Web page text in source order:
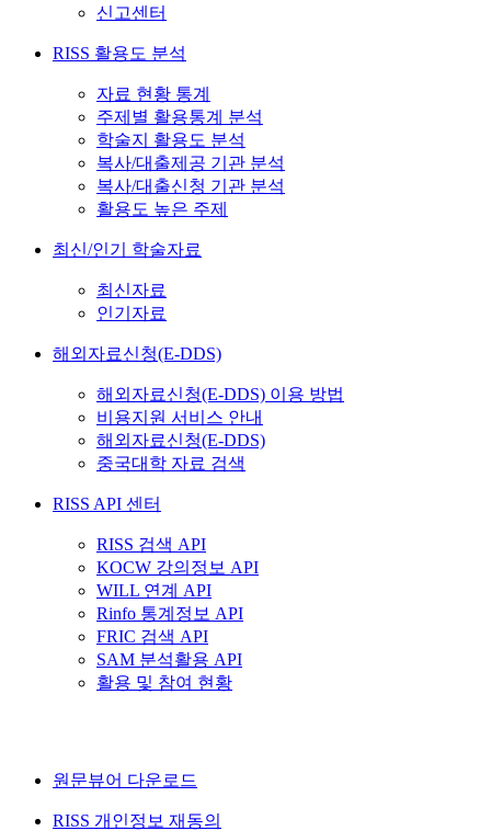
신고센터
RISS 활용도 분석
자료 현황 통계
주제별 활용통계 분석
학술지 활용도 분석
복사/대출제공 기관 분석
복사/대출신청 기관 분석
활용도 높은 주제
최신/인기 학술자료
최신자료
인기자료
해외자료신청(E-DDS)
해외자료신청(E-DDS) 이용 방법
비용지원 서비스 안내
해외자료신청(E-DDS)
중국대학 자료 검색
RISS API 센터
RISS 검색 API
KOCW 강의정보 API
WILL 연계 API
Rinfo 통계정보 API
FRIC 검색 API
SAM 분석활용 API
활용 및 참여 현황
원문뷰어 다운로드
RISS 개인정보 재동의